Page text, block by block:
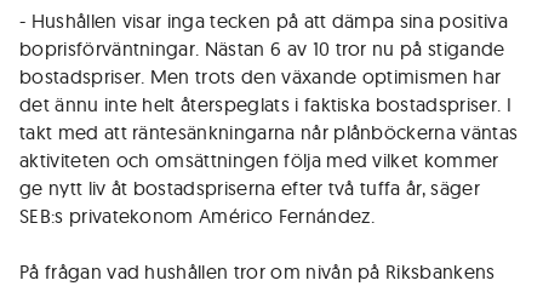
- Hushållen visar inga tecken på att dämpa sina positiva
boprisförväntningar. Nästan 6 av 10 tror nu på stigande
bostadspriser. Men trots den växande optimismen har
det ännu inte helt återspeglats i faktiska bostadspriser. I
takt med att räntesänkningarna når plånböckerna väntas
aktiviteten och omsättningen följa med vilket kommer
ge nytt liv åt bostadspriserna efter två tuffa år, säger
SEB:s privatekonom Américo Fernández.
På frågan vad hushållen tror om nivån på Riksbankens